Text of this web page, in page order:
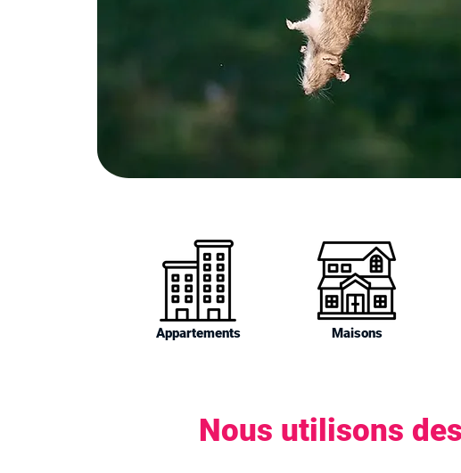
Appartements Maisons
Nous utilisons